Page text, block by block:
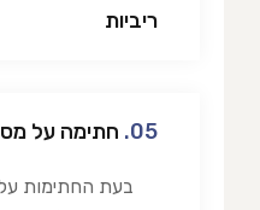
ריביות
05. חתימה על
בעת החתימות